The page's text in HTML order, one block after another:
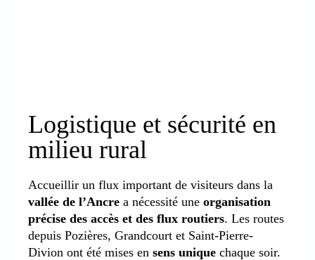
Logistique et sécurité en
milieu rural
Accueillir un flux important de visiteurs dans la
vallée de l’Ancre a nécessité une organisation
précise des accès et des flux routiers. Les routes
depuis Pozières, Grandcourt et Saint-Pierre-
Divion ont été mises en sens unique chaque soir.